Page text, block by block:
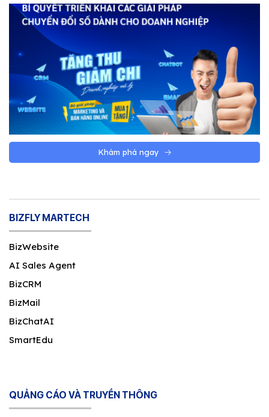
Khám phá ngay
BIZFLY MARTECH
BizWebsite
AI Sales Agent
BizCRM
BizMail
BizChatAI
SmartEdu
QUẢNG CÁO VÀ TRUYỀN THÔNG